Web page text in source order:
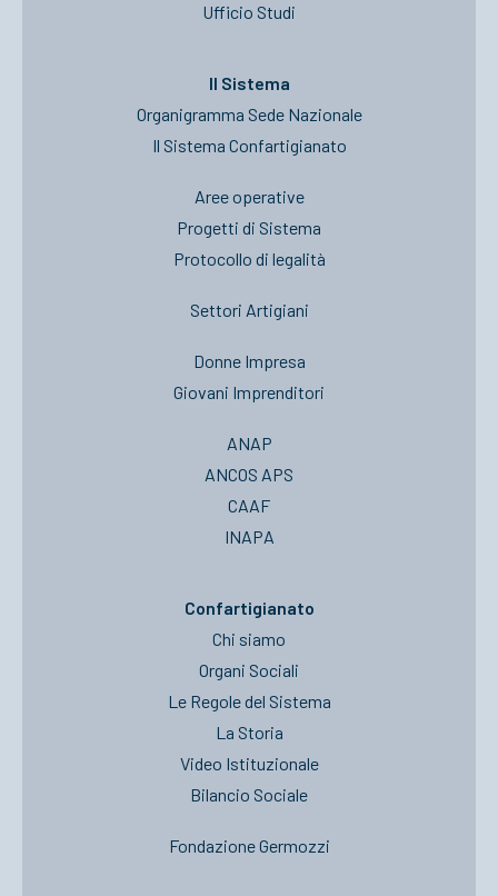
Ufficio Studi
Il Sistema
Organigramma Sede Nazionale
Il Sistema Confartigianato
Aree operative
Progetti di Sistema
Protocollo di legalità
Settori Artigiani
Donne Impresa
Giovani Imprenditori
ANAP
ANCOS APS
CAAF
INAPA
Confartigianato
Chi siamo
Organi Sociali
Le Regole del Sistema
La Storia
Video Istituzionale
Bilancio Sociale
Fondazione Germozzi